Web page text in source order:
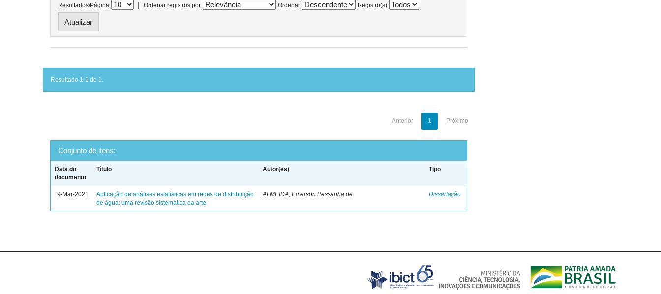
Resultados/Página | Ordenar registros por Ordenar Registro(s)
Resultado 1-1 de 1.
Anterior 1 Próximo
Conjunto de itens:
Data do
documento
Título Autor(es) Tipo
9-Mar-2021
Aplicação de análises estatísticas em redes de distribuição
de água: uma revisão sistemática da arte
ALMEIDA, Emerson Pessanha de Dissertação